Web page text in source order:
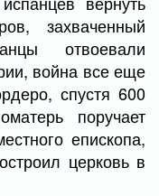
захваченный
отвоевали
война все еще
спустя 600
поручает
епископа,
церковь в